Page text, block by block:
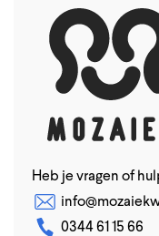
Heb je vragen of
0344 61 15 66